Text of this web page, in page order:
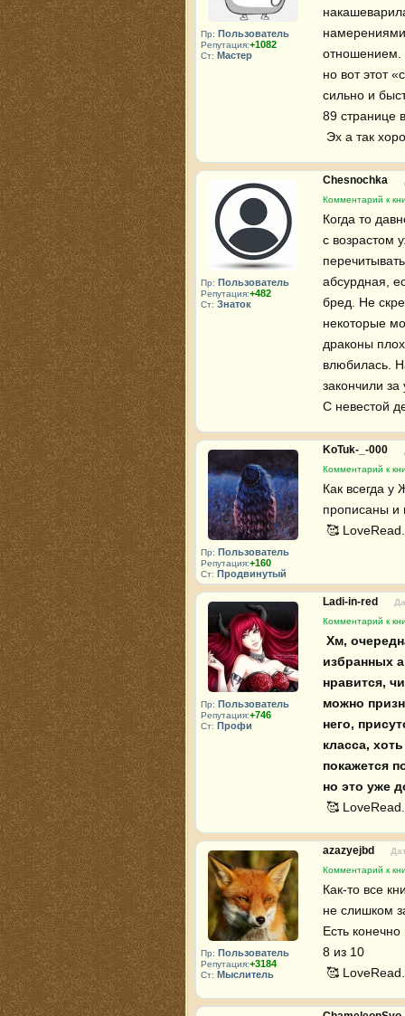
Пр: Пользователь
Репутация:+1082
Ст: Мастер
отношением.
но вот этот
сильно и
89 странице
Эх а так
Пр: Пользователь
Репутация:+482
Ст: Знаток
Chesnochka
Комментарий к
Когда то
с возрастом
абсурдная,
бред. Не
некоторые
драконы
влюбилась.
закончили за
С невестой
Пр: Пользователь
Репутация:+160
Ст: Продвинутый
KoTuk-_-000
Комментарий к
Как всегда
прописаны
🥰
Пр: Пользователь
Репутация:+746
Ст: Профи
Ladi-in-red
Комментарий к
избранных
нравится,
можно
него,
класса,
покажется
но это уже
🥰
Пр: Пользователь
Репутация:+3184
Ст: Мыслитель
azazyejbd
Комментарий к
Как-то все
не слишком
Есть
8 из 10
🥰